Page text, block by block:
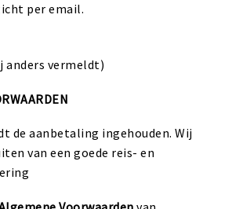
per email.
anders vermeldt)
de aanbetaling ingehouden. Wij
van een goede reis- en